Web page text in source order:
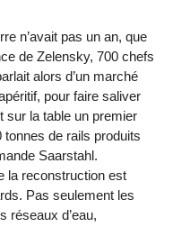
n’avait pas un an, que
de Zelensky, 700 chefs
alors d’un marché
pour faire saliver
la table un premier
de rails produits
Saarstahl.
la reconstruction est
Pas seulement les
réseaux d’eau,